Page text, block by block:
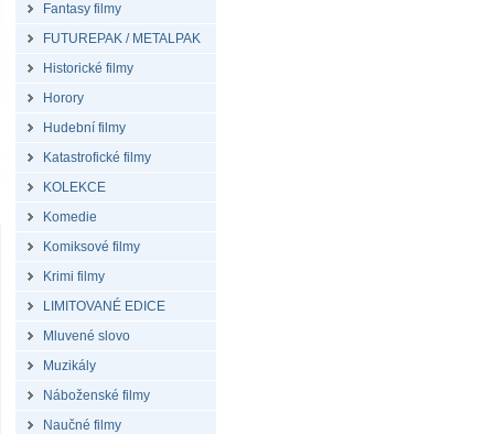
Fantasy filmy
FUTUREPAK / METALPAK
Historické filmy
Horory
Hudební filmy
Katastrofické filmy
KOLEKCE
Komedie
Komiksové filmy
Krimi filmy
LIMITOVANÉ EDICE
Mluvené slovo
Muzikály
Náboženské filmy
Naučné filmy